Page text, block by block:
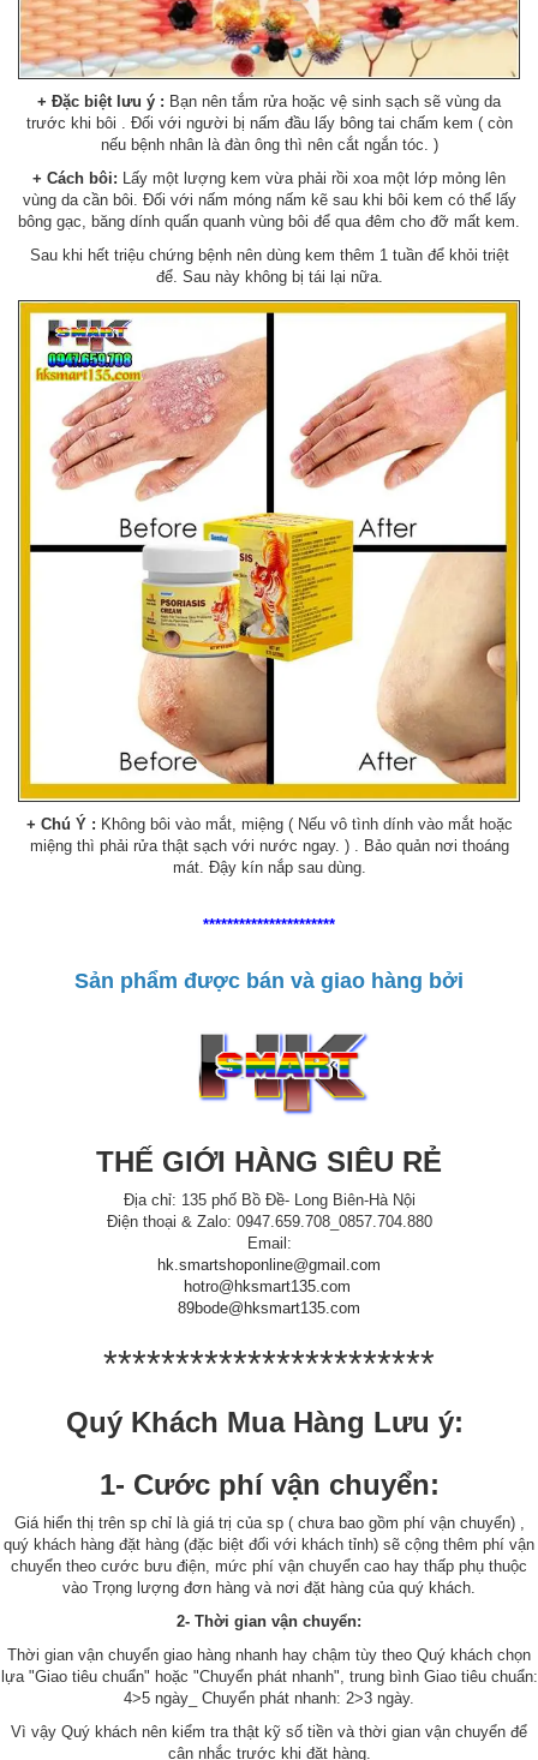
+ Đặc biệt lưu ý : Bạn nên tắm rửa hoặc vệ sinh sạch sẽ vùng da
trước khi bôi . Đối với người bị nấm đầu lấy bông tai chấm kem ( còn
nếu bệnh nhân là đàn ông thì nên cắt ngắn tóc. )
+ Cách bôi: Lấy một lượng kem vừa phải rồi xoa một lớp mỏng lên
vùng da cần bôi. Đối với nấm móng nấm kẽ sau khi bôi kem có thể lấy
bông gạc, băng dính quấn quanh vùng bôi để qua đêm cho đỡ mất kem.
Sau khi hết triệu chứng bệnh nên dùng kem thêm 1 tuần để khỏi triệt
để. Sau này không bị tái lại nữa.
+ Chú Ý : Không bôi vào mắt, miệng ( Nếu vô tình dính vào mắt hoặc
miệng thì phải rửa thật sạch với nước ngay. ) . Bảo quản nơi thoáng
mát. Đậy kín nắp sau dùng.
**********************
Sản phẩm được bán và giao hàng bởi
THẾ GIỚI HÀNG SIÊU RẺ
Địa chỉ: 135 phố Bồ Đề- Long Biên-Hà Nội
Điện thoại & Zalo: 0947.659.708_0857.704.880
Email:
hk.smartshoponline@gmail.com
hotro@hksmart135.com
89bode@hksmart135.com
***********************
Quý Khách Mua Hàng Lưu ý:
1- Cước phí vận chuyển:
Giá hiển thị trên sp chỉ là giá trị của sp ( chưa bao gồm phí vận chuyển) ,
quý khách hàng đặt hàng (đặc biệt đối với khách tỉnh) sẽ cộng thêm phí vận
chuyển theo cước bưu điện, mức phí vận chuyển cao hay thấp phụ thuộc
vào Trọng lượng đơn hàng và nơi đặt hàng của quý khách.
2- Thời gian vận chuyển:
Thời gian vận chuyển giao hàng nhanh hay chậm tùy theo Quý khách chọn
lựa "Giao tiêu chuẩn" hoặc "Chuyển phát nhanh", trung bình Giao tiêu chuẩn:
4>5 ngày_ Chuyển phát nhanh: 2>3 ngày.
Vì vậy Quý khách nên kiểm tra thật kỹ số tiền và thời gian vận chuyển để
cân nhắc trước khi đặt hàng.